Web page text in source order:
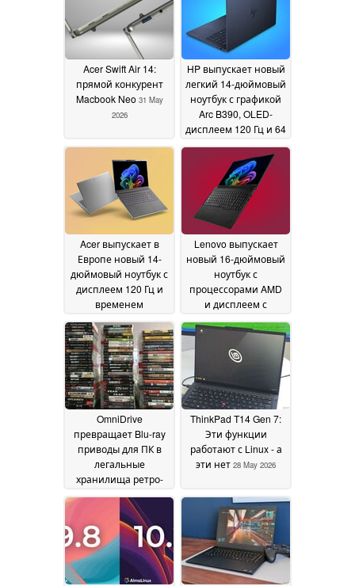
Acer Swift Air 14:
прямой конкурент
Macbook Neo 31 May
2026
HP выпускает новый
легкий 14-дюймовый
ноутбук с графикой
Arc B390, OLED-
дисплеем 120 Гц и 64
29 May 2026
Acer выпускает в
Европе новый 14-
дюймовый ноутбук с
дисплеем 120 Гц и
временем
более 20 часов29 May
2026
Lenovo выпускает
новый 16-дюймовый
ноутбук с
процессорами AMD
и дисплеем с
29
May 2026
OmniDrive
превращает Blu-ray
приводы для ПК в
легальные
хранилища ретро-
29 May 2026
ThinkPad T14 Gen 7:
Эти функции
работают с Linux - а
эти нет 28 May 2026